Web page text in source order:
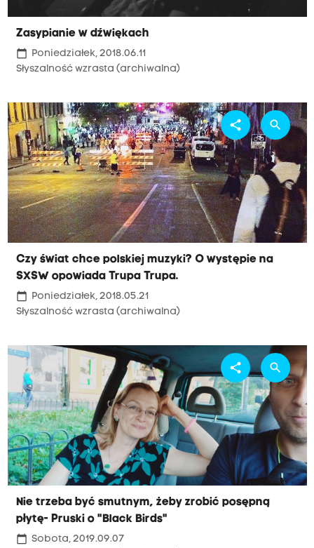
Zasypianie w dźwiękach
calendar_today Poniedziałek, 2018.06.11
Słyszalność wzrasta (archiwalna)
Czy świat chce polskiej muzyki? O występie na
SXSW opowiada Trupa Trupa.
calendar_today Poniedziałek, 2018.05.21
Słyszalność wzrasta (archiwalna)
share search
Nie trzeba być smutnym, żeby zrobić posępną
płytę- Pruski o "Black Birds"
calendar_today Sobota, 2019.09.07
share search